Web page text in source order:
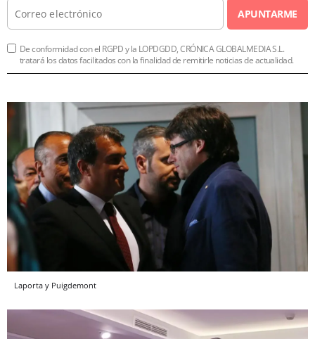
APUNTARME
De conformidad con el RGPD y la LOPDGDD, CRÓNICA GLOBALMEDIA S.L.
tratará los datos facilitados con la finalidad de remitirle noticias de actualidad.
Laporta y Puigdemont